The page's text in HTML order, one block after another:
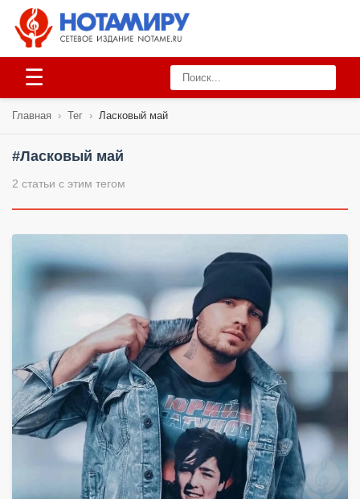
☰
Главная › Тег › Ласковый май
#Ласковый май
2 статьи с этим тегом